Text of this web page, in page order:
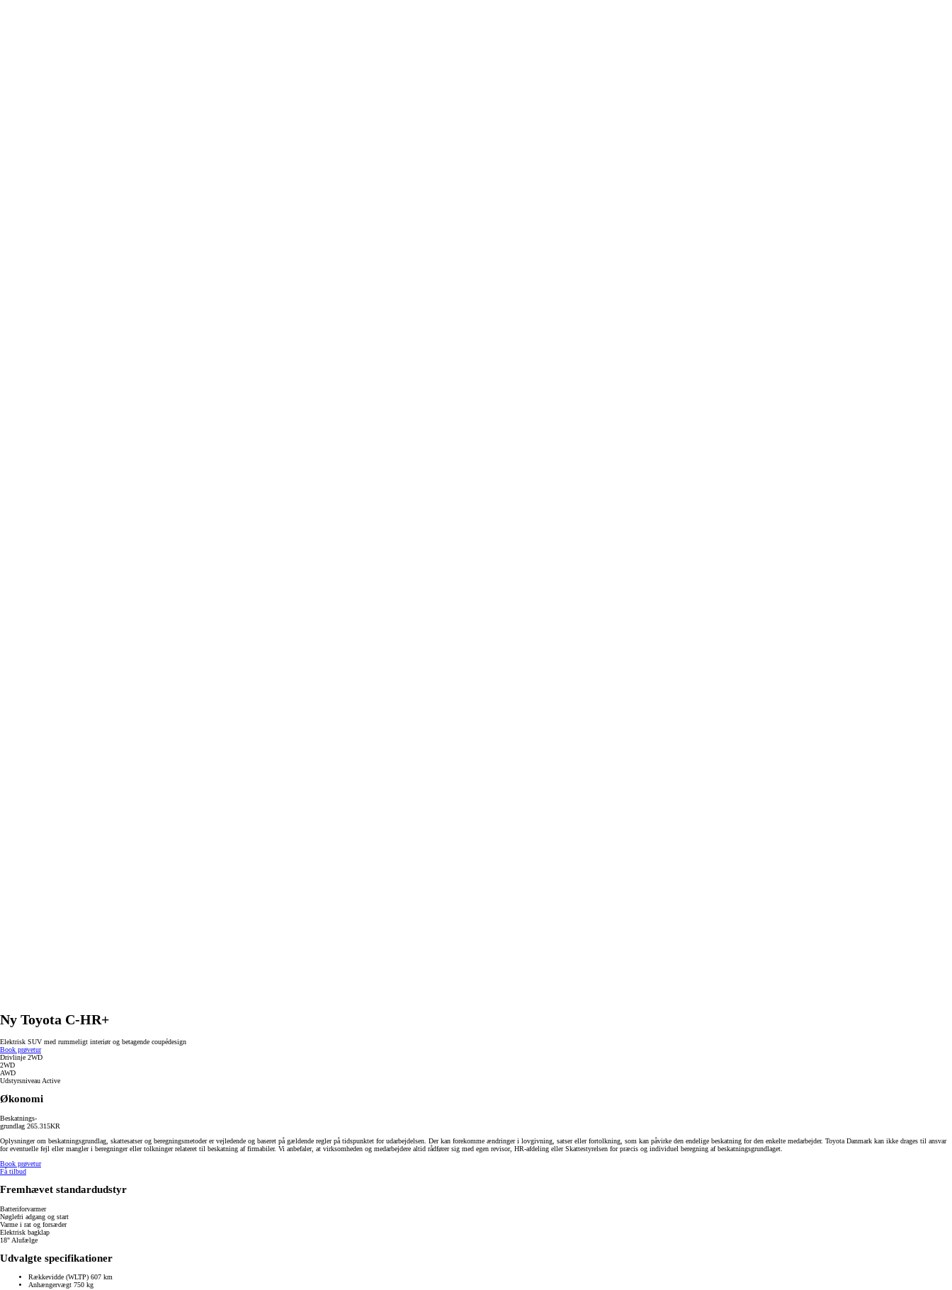
Ny Toyota C-HR+
Elektrisk SUV med rummeligt interiør og betagende coupédesign
Book prøvetur
Drivlinje 2WD
2WD
AWD
Udstyrsniveau Active
Økonomi
Beskatnings-
grundlag 265.315KR
Oplysninger om beskatningsgrundlag, skattesatser og beregningsmetoder er vejledende og baseret på gældende regler på tidspunktet for udarbejdelsen. Der kan forekomme ændringer i lovgivning, satser eller fortolkning, som kan påvirke den endelige beskatning for den enkelte medarbejder. Toyota Danmark kan ikke drages til ansvar
for eventuelle fejl eller mangler i beregninger eller tolkninger relateret til beskatning af firmabiler. Vi anbefaler, at virksomheden og medarbejdere altid rådfører sig med egen revisor, HR-afdeling eller Skattestyrelsen for præcis og individuel beregning af beskatningsgrundlaget.
Book prøvetur
Få tilbud
Fremhævet standardudstyr
Batteriforvarmer
Nøglefri adgang og start
Varme i rat og forsæder
Elektrisk bagklap
18" Alufælge
Udvalgte specifikationer
Rækkevidde (WLTP) 607 km
Anhængervægt 750 kg